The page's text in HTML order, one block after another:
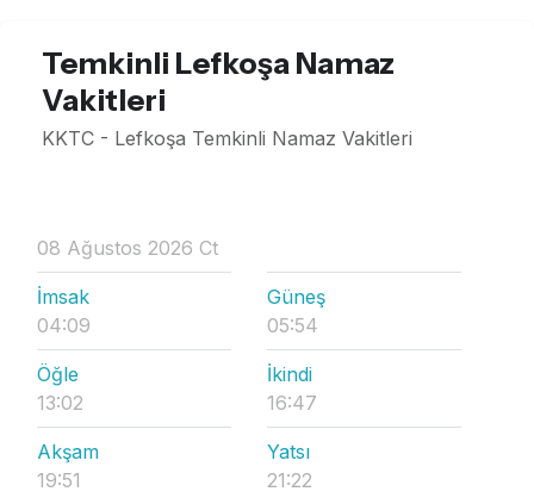
Temkinli Lefkoşa Namaz
Vakitleri
KKTC - Lefkoşa Temkinli Namaz Vakitleri
08 Ağustos 2026 Ct
İmsak
04:09
Güneş
05:54
Öğle
13:02
İkindi
16:47
Akşam
19:51
Yatsı
21:22